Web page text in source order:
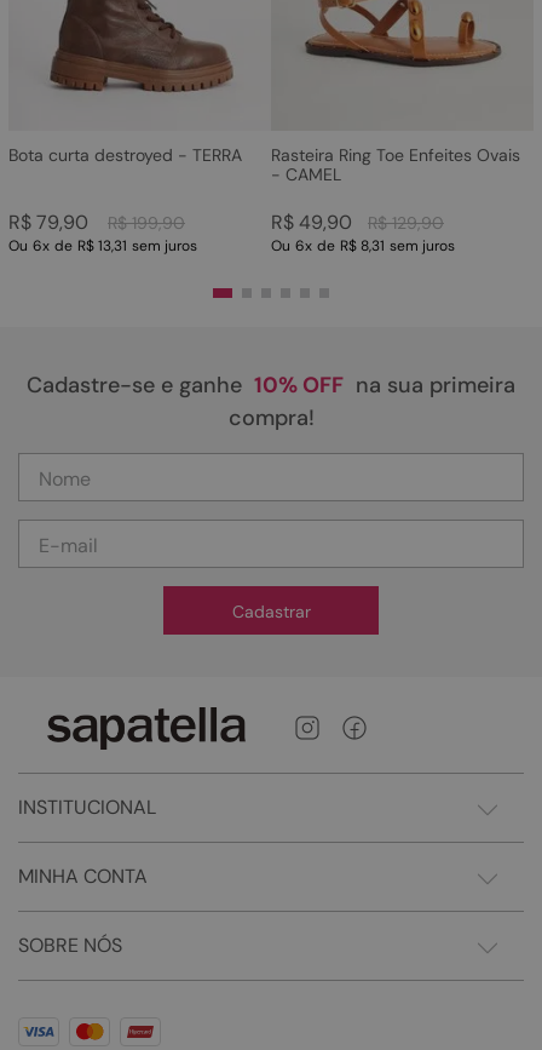
Bota curta destroyed - TERRA
R$ 199,90
R$79,90
Ou 6x de R$ 13,31 sem juros
Rasteira Ring Toe Enfeites Ovais
- CAMEL
R$ 129,90
R$49,90
Ou 6x de R$ 8,31 sem juros
Cadastre-se e ganhe 10% OFF na sua primeira
compra!
Cadastrar
INSTITUCIONAL
MINHA CONTA
SOBRE NÓS